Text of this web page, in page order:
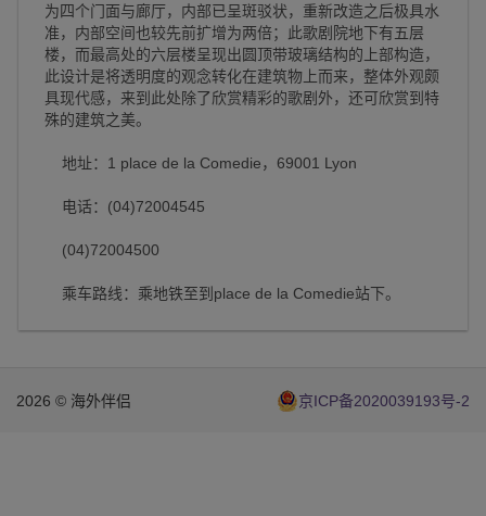
为四个门面与廊厅，内部已呈斑驳状，重新改造之后极具水
准，内部空间也较先前扩增为两倍；此歌剧院地下有五层
楼，而最高处的六层楼呈现出圆顶带玻璃结构的上部构造，
此设计是将透明度的观念转化在建筑物上而来，整体外观颇
具现代感，来到此处除了欣赏精彩的歌剧外，还可欣赏到特
殊的建筑之美。
地址：1 place de la Comedie，69001 Lyon
电话：(04)72004545
(04)72004500
乘车路线：乘地铁至到place de la Comedie站下。
2026 © 海外伴侣 京ICP备2020039193号-2